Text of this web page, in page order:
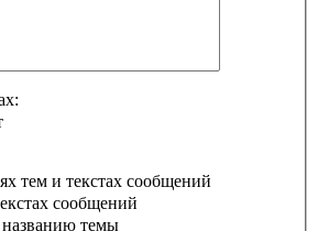
тем и текстах сообщений
сообщений
названию темы